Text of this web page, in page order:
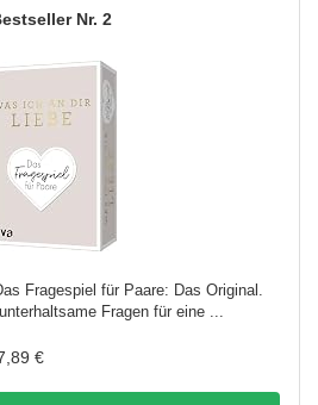
2
Fragespiel für Paare: Das Original.
Fragen für eine ...
€